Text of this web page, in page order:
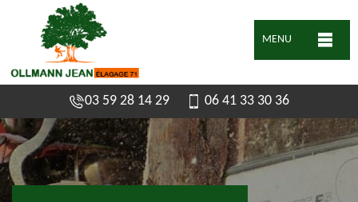
MENU
03 59 28 14 29 06 41 33 30 36